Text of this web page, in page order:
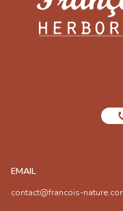
EMAIL
contact@francois-